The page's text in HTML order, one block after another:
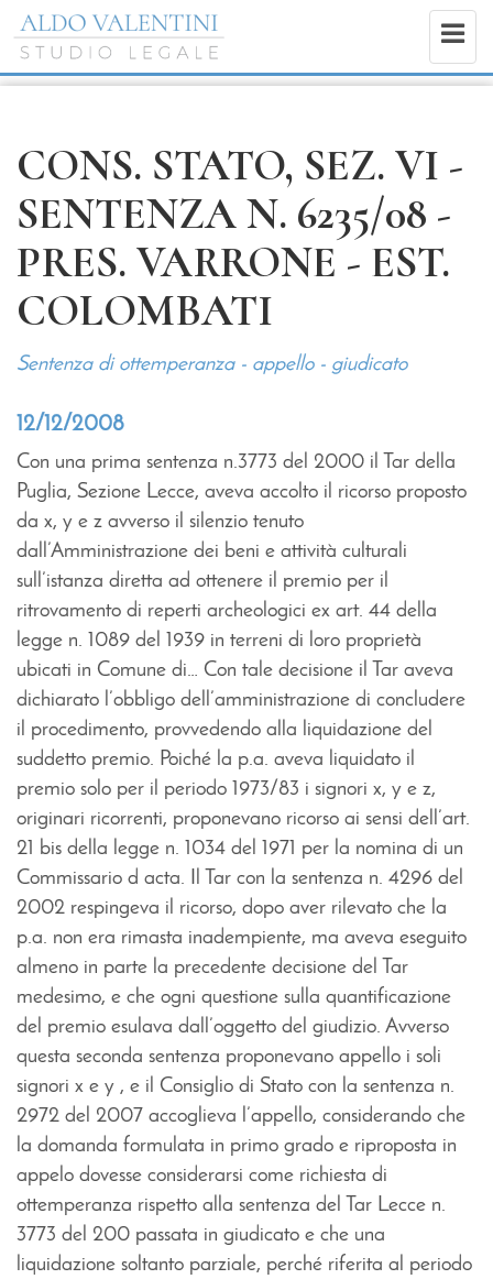
CONS. STATO, SEZ. VI -
SENTENZA N. 6235/08 -
PRES. VARRONE - EST.
COLOMBATI
Sentenza di ottemperanza - appello - giudicato
12/12/2008
Con una prima sentenza n.3773 del 2000 il Tar della
Puglia, Sezione Lecce, aveva accolto il ricorso proposto
da x, y e z avverso il silenzio tenuto
dall’Amministrazione dei beni e attività culturali
sull’istanza diretta ad ottenere il premio per il
ritrovamento di reperti archeologici ex art. 44 della
legge n. 1089 del 1939 in terreni di loro proprietà
ubicati in Comune di… Con tale decisione il Tar aveva
dichiarato l’obbligo dell’amministrazione di concludere
il procedimento, provvedendo alla liquidazione del
suddetto premio. Poiché la p.a. aveva liquidato il
premio solo per il periodo 1973/83 i signori x, y e z,
originari ricorrenti, proponevano ricorso ai sensi dell’art.
21 bis della legge n. 1034 del 1971 per la nomina di un
Commissario d acta. Il Tar con la sentenza n. 4296 del
2002 respingeva il ricorso, dopo aver rilevato che la
p.a. non era rimasta inadempiente, ma aveva eseguito
almeno in parte la precedente decisione del Tar
medesimo, e che ogni questione sulla quantificazione
del premio esulava dall’oggetto del giudizio. Avverso
questa seconda sentenza proponevano appello i soli
signori x e y , e il Consiglio di Stato con la sentenza n.
2972 del 2007 accoglieva l’appello, considerando che
la domanda formulata in primo grado e riproposta in
appelo dovesse considerarsi come richiesta di
ottemperanza rispetto alla sentenza del Tar Lecce n.
3773 del 200 passata in giudicato e che una
liquidazione soltanto parziale, perché riferita al periodo